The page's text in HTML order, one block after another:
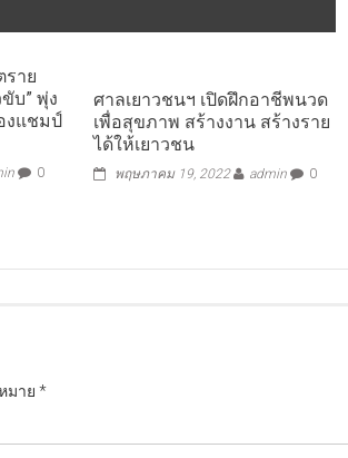
าย
บ” พุ่ง
งแชมป์
0
ศาลเยาวชนฯ เปิดฝึกอาชีพนวด
เพื่อสุขภาพ สร้างงาน สร้างราย
ได้ให้เยาวชน
พฤษภาคม 19, 2022 admin 0
มาย *